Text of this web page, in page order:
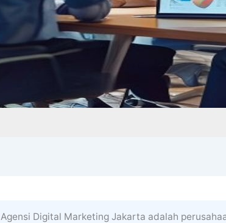
Agensi Digital Marketing Jakarta adalah